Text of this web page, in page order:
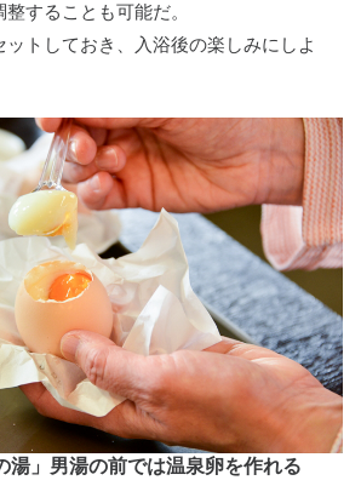
することも可能だ。
ットしておき、入浴後の楽しみにしよ
湯」男湯の前では温泉卵を作れる